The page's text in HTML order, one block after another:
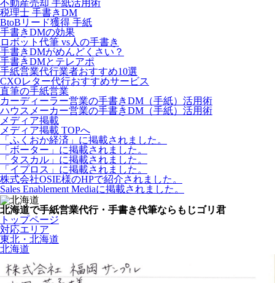
不動産売却 手紙活用術
税理士 手書きDM
BtoBリード獲得 手紙
手書きDMの効果
ロボット代筆 vs人の手書き
手書きDMがめんどくさい？
手書きDMとテレアポ
手紙営業代行業者おすすめ10選
CXOレター代行おすすめサービス
直筆の手紙営業
カーディーラー営業の手書きDM（手紙）活用術
ハウスメーカー営業の手書きDM（手紙）活用術
メディア掲載
メディア掲載 TOPへ
「ふくおか経済」に掲載されました。
「ボーター」に掲載されました。
「タスカル」に掲載されました。
「イプロス」に掲載されました。
株式会社OSIE様のHPで紹介されました。
Sales Enablement Mediaに掲載されました。
北海道で手紙営業代行・手書き代筆ならもじゴリ君
トップページ
対応エリア
東北・北海道
北海道